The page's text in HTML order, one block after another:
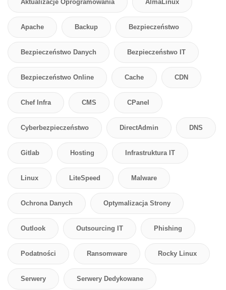
Aktualizacje Oprogramowania AlmaLinux
Apache Backup Bezpieczeństwo
Bezpieczeństwo Danych Bezpieczeństwo IT
Bezpieczeństwo Online Cache CDN
Chef Infra CMS CPanel
Cyberbezpieczeństwo DirectAdmin DNS
Gitlab Hosting Infrastruktura IT
Linux LiteSpeed Malware
Ochrona Danych Optymalizacja Strony
Outlook Outsourcing IT Phishing
Podatności Ransomware Rocky Linux
Serwery Serwery Dedykowane